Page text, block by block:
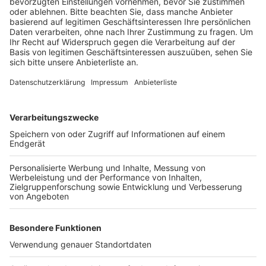
Veröffentlicht:Sonntag, 14.02.2021 12:50
Anzeige
Das betrifft neben den Rathäusern auch alle anderen
Bibliotheken oder Wertstoffhöfe. Und auch die Filialen
der Kölner Kreissparkasse an Rhein und Erft haben
geschlossen. Ab Veilchendienstag gelten dann überall
wieder die üblichen Öffnungszeiten.
Anzeige